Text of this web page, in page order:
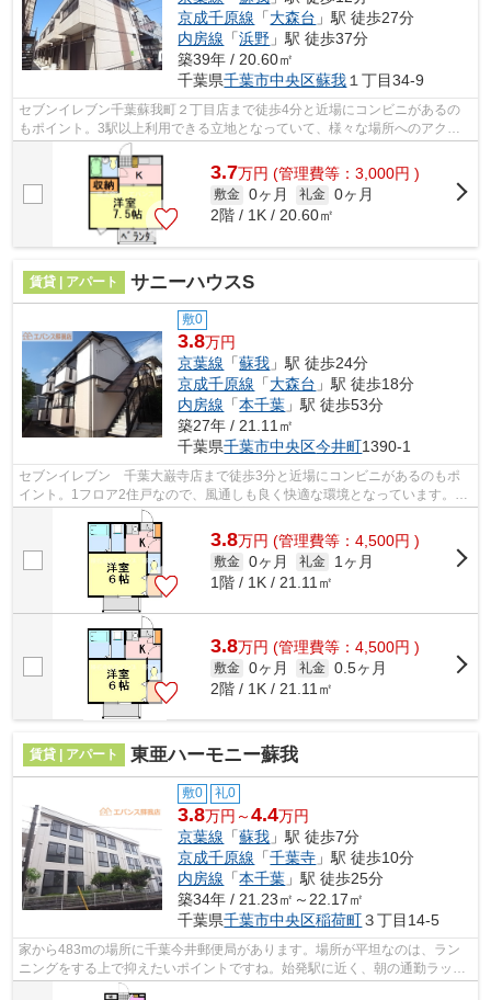
京成千原線 「大森台 」駅 徒歩27分
内房線 「浜野 」駅 徒歩37分
築39年 / 20.60㎡
千葉県千葉市中央区蘇我 １丁目34-9
セブンイレブン千葉蘇我町２丁目店まで徒歩4分と近場にコンビニがあるの
もポイント。3駅以上利用できる立地となっていて、様々な場所へのアクセ
スが便利良いです。こちらの物件はアパ...
3.7万円 (管理費等：3,000円 )
敷金 0ヶ月 礼金 0ヶ月
2階 / 1K / 20.60㎡
賃貸 | アパート サニーハウスS
敷0
3.8万円
京葉線 「蘇我 」駅 徒歩24分
京成千原線 「大森台 」駅 徒歩18分
内房線 「本千葉 」駅 徒歩53分
築27年 / 21.11㎡
千葉県千葉市中央区今井町1390-1
セブンイレブン 千葉大巌寺店まで徒歩3分と近場にコンビニがあるのもポ
イント。1フロア2住戸なので、風通しも良く快適な環境となっています。付
近にある3つの駅は、用途や行き先に応...
3.8万円 (管理費等：4,500円 )
敷金 0ヶ月 礼金
1ヶ月
1階 / 1K / 21.11㎡
3.8万円 (管理費等：4,500円 )
敷金 0ヶ月 礼金 0.5ヶ月
2階 / 1K / 21.11㎡
賃貸 | アパート 東亜ハーモニー蘇我
敷0 礼0
3.8万円～4.4万円
京葉線 「蘇我 」駅 徒歩7分
京成千原線 「千葉寺 」駅 徒歩10分
内房線 「本千葉 」駅 徒歩25分
築34年 / 21.23㎡～22.17㎡
千葉県千葉市中央区稲荷町３丁目14-5
家から483mの場所に千葉今井郵便局があります。場所が平坦なのは、ラン
ニングをする上で抑えたいポイントですね。始発駅に近く、朝の通勤ラッシ
ュでも座席に座りやすいです。新着情報...